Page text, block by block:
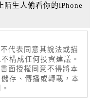
陌生人偷看你的iPhone
代表同意其說法或描
構成任何投資建議。
面授權同意不得將本
存、傳播或轉載，本